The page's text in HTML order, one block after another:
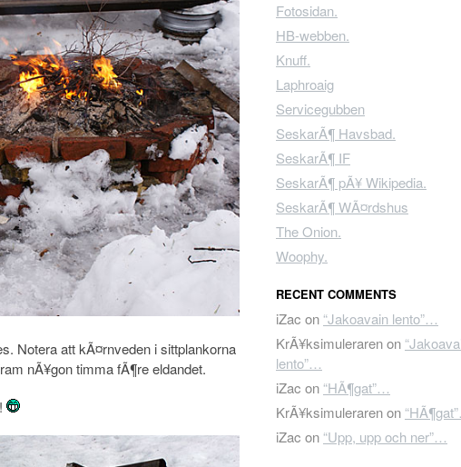
Notera att kÃ¤rnveden i sittplankorna
nÃ¥gon timma fÃ¶re eldandet.
Fotosidan.
HB-webben.
Knuff.
Laphroaig
Servicegubben
SeskarÃ¶ Havsbad.
SeskarÃ¶ IF
SeskarÃ¶ pÃ¥ Wikipedia.
SeskarÃ¶ WÃ¤rdshus
The Onion.
Woophy.
RECENT COMMENTS
iZac on “Jakoavain lento”…
KrÃ¥ksimulerarenon
lento”…
iZac on “HÃ¶gat”…
KrÃ¥ksimulerarenon
iZac on “Upp, upp och ner”…